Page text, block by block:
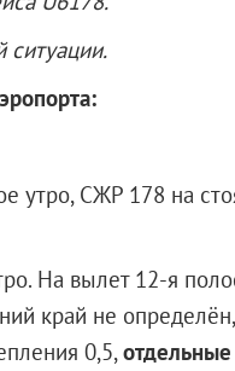
утро, СЖР 178 на
На вылет 12-я
край не
0,5,